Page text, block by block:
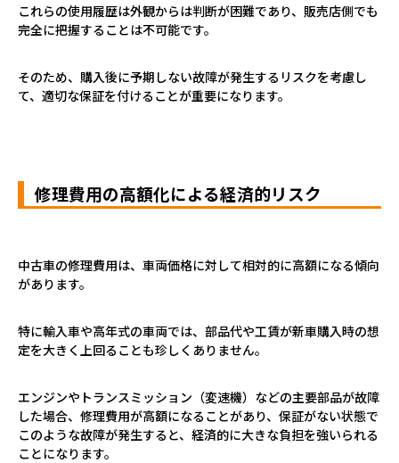
これらの使用履歴は外観からは判断が困難であり、販売店側でも
完全に把握することは不可能です。
そのため、購入後に予期しない故障が発生するリスクを考慮し
て、適切な保証を付けることが重要になります。
修理費用の高額化による経済的リスク
中古車の修理費用は、車両価格に対して相対的に高額になる傾向
があります。
特に輸入車や高年式の車両では、部品代や工賃が新車購入時の想
定を大きく上回ることも珍しくありません。
エンジンやトランスミッション（変速機）などの主要部品が故障
した場合、修理費用が高額になることがあり、保証がない状態で
このような故障が発生すると、経済的に大きな負担を強いられる
ことになります。